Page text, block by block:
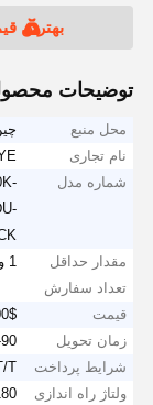
بهترین
توضیحات
محل منبع
نام تجاری
شماره مدل
مقدار حداقل
تعداد سفارش
1 واحد
قیمت
(KWH)
زمان تحویل
45-90
شرایط پرداخت
T
ولتاژ راه اندازی
V